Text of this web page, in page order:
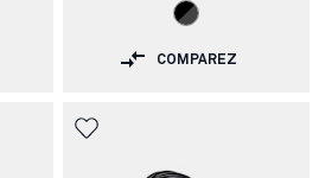
COMPAREZ